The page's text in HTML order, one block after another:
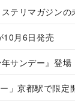
テリマガジンの
10月6日発売
サンデー』登場
」京都駅で限定